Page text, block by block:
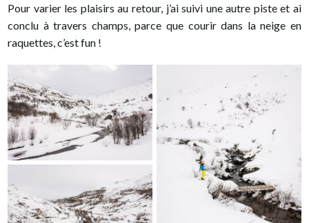
Pour varier les plaisirs au retour, j’ai suivi une autre piste et ai
conclu à travers champs, parce que courir dans la neige en
raquettes, c’est fun !